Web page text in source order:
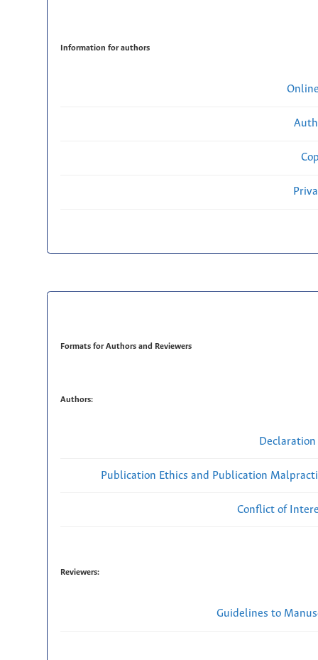
Information for authors
Formats for Authors and Reviewers
Authors:
Publication Ethics and Publication
Conflict of
Reviewers:
Guidelines to